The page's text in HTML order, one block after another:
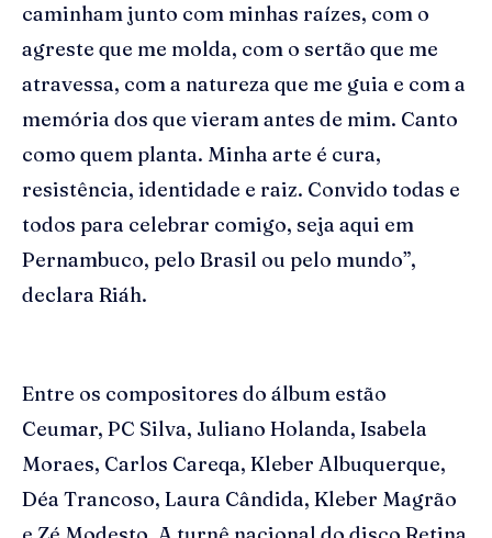
caminham junto com minhas raízes, com o
agreste que me molda, com o sertão que me
atravessa, com a natureza que me guia e com a
memória dos que vieram antes de mim. Canto
como quem planta. Minha arte é cura,
resistência, identidade e raiz. Convido todas e
todos para celebrar comigo, seja aqui em
Pernambuco, pelo Brasil ou pelo mundo”,
declara Riáh.
Entre os compositores do álbum estão
Ceumar, PC Silva, Juliano Holanda, Isabela
Moraes, Carlos Careqa, Kleber Albuquerque,
Déa Trancoso, Laura Cândida, Kleber Magrão